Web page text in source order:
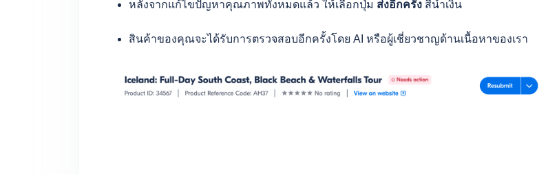
หลังจากแก้ไขปัญหาคุณภาพทั้งหมดแล้ว ให้เลือกปุ่ม ส่งอีกครั้ง สีน้ำเงิน
สินค้าของคุณจะได้รับการตรวจสอบอีกครั้งโดย AI หรือผู้เชี่ยวชาญด้านเนื้อหาของเรา